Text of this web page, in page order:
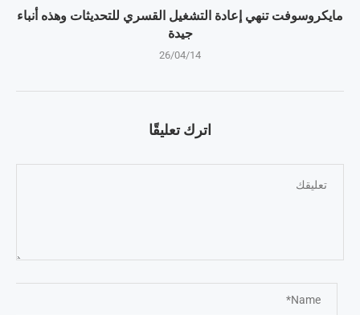
مايكروسوفت تنهي إعادة التشغيل القسري للتحديثات وهذه أنباء
جيدة
26/04/14
اترك تعليقًا